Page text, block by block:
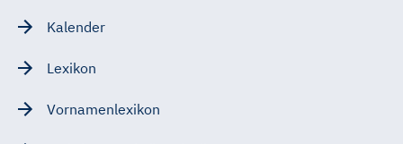
Kalender
Lexikon
Vornamenlexikon